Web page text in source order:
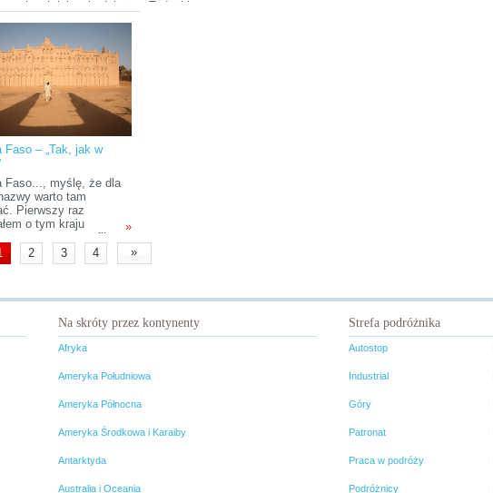
więcej, jak twierdzi
pomysłodawczyni i
na większości z
panowie. Przyszła
zmienić ten trend.
Tadżykistanu.
Faso – „Tak, jak w
Faso..., myślę, że dla
warto tam
Pierwszy raz
o tym kraju
zaangażowany film
Czarnego Lądu.
się on do
na panafrykańskim
filmu i telewizji w
To tez piękna
Wówczas zapragnąłem
»
2 3 4 »
Na skróty przez kontynenty
Afryka
Ameryka Południowa
Ameryka Północna
Ameryka Środkowa i Karaiby
Antarktyda
Australia i Oceania
Strefa podróżnika
Autostop
Industrial
Góry
Patronat
Praca w podróży
Podróżnicy